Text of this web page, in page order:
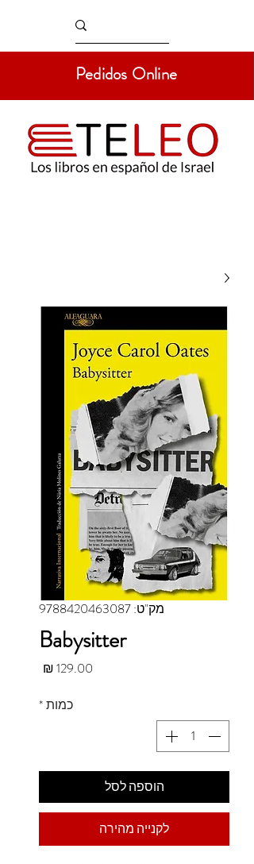
Pedidos Online
מק"ט: 9788420463087
Babysitter
כמות*
הוספה לסל
לקנייה מהירה